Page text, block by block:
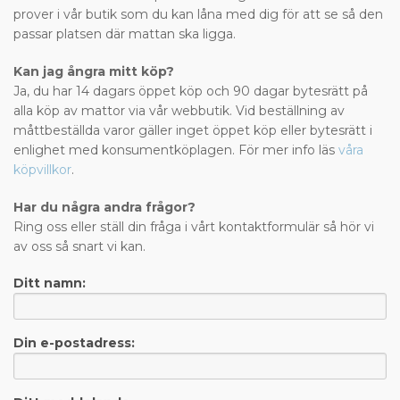
prover i vår butik som du kan låna med dig för att se så den
passar platsen där mattan ska ligga.
Kan jag ångra mitt köp?
Ja, du har 14 dagars öppet köp och 90 dagar bytesrätt på
alla köp av mattor via vår webbutik. Vid beställning av
måttbeställda varor gäller inget öppet köp eller bytesrätt i
enlighet med konsumentköplagen. För mer info läs våra
köpvillkor.
Har du några andra frågor?
Ring oss eller ställ din fråga i vårt kontaktformulär så hör vi
av oss så snart vi kan.
Ditt namn:
Din e-postadress: